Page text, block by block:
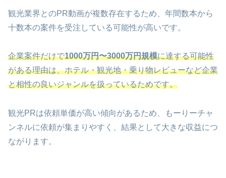
観光業界とのPR動画が複数存在するため、年間数本から
十数本の案件を受注している可能性が高いです。
企業案件だけで1000万円〜3000万円規模に達する可能性
がある理由は、ホテル・観光地・乗り物レビューなど企業
と相性の良いジャンルを扱っているためです。
観光PRは依頼単価が高い傾向があるため、もーりーチャ
ンネルに依頼が集まりやすく、結果として大きな収益につ
ながります。